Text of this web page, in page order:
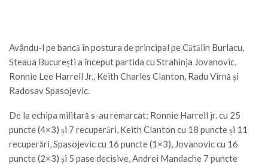
Avându-l pe bancă în postura de principal pe Cătălin Burlacu,
Steaua București a început partida cu Strahinja Jovanovic,
Ronnie Lee Harrell Jr., Keith Charles Clanton, Radu Vîrnă și
Radosav Spasojevic.
De la echipa militară s-au remarcat: Ronnie Harrell jr. cu 25
puncte (4×3) și 7 recuperări, Keith Clanton cu 18 puncte și 11
recuperări, Spasojevic cu 16 puncte (1×3), Jovanovic cu 16
puncte (2×3) și 5 pase decisive, Andrei Mandache 7 puncte